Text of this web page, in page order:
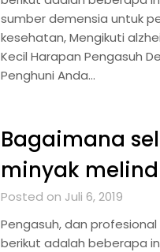
sumber demensia untuk
kesehatan, Mengikuti
Kecil Harapan Pengasuh
Penghuni Anda…
Bagaimana
minyak
Posted on Juli 6, 2019
Pengasuh, dan
berikut adalah beberapa